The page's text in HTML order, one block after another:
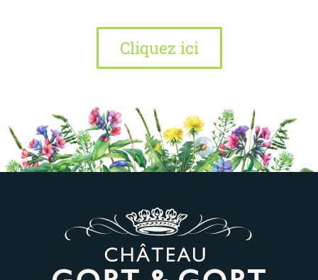
Cliquez ici